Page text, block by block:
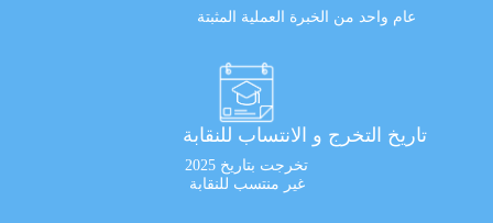
عام واحد من الخبرة العملية المثبتة
تاريخ التخرج و الانتساب للنقابة
تخرجت بتاريخ 2025
غير منتسب للنقابة